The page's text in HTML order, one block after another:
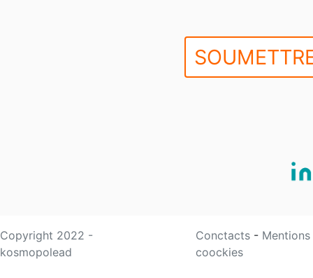
Copyright 2022 -
kosmopolead
Conctacts -
coockies